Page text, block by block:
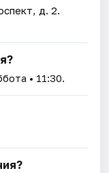
д. 2.
• 11:30.